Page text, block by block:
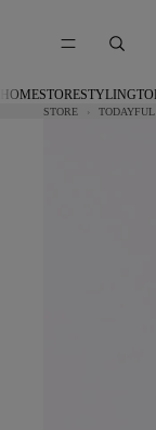
HOMESTORESTYLING
STORE TODAYFUL